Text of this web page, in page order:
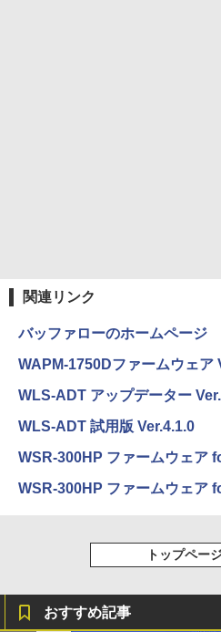
関連リンク
バッファローのホームページ
WAPM-1750Dファームウェア
WLS-ADT アップデーター
WLS-ADT 試用版 Ver.4.1.0
WSR-300HP ファームウェア
WSR-300HP ファームウェア
トップペー
おすすめ記事